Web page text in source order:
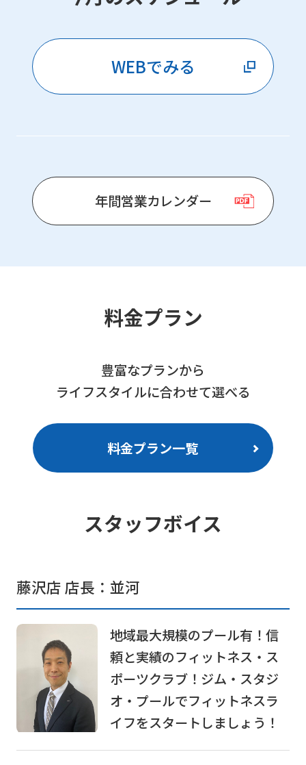
WEBでみる
年間営業カレンダー
料金プラン
豊富なプランから
ライフスタイルに合わせて選べる
料金プラン一覧
スタッフボイス
藤沢店 店長：並河
地域最大規模のプール有！信
頼と実績のフィットネス・ス
ポーツクラブ！ジム・スタジ
オ・プールでフィットネスラ
イフをスタートしましょう！
For
foreigners
Sports
official
into
English.
Click
the
link
below